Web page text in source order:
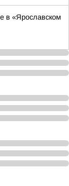
в «Ярославском